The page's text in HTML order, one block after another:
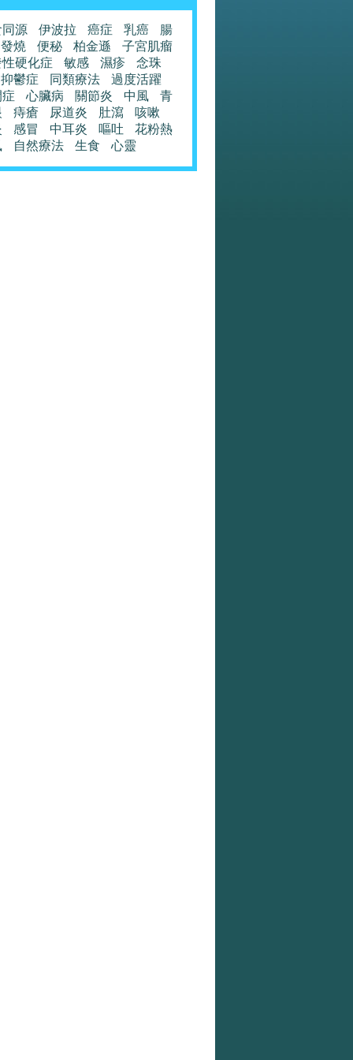
源 伊波拉 癌症 乳癌
腸
發燒
便秘 柏金遜
子宮肌瘤
硬化症
敏感 濕疹
念珠
抑鬱症
同類療法
過度活躍
心臟病 關節炎 中風
青
痔瘡 尿道炎 肚瀉
咳嗽
感冒 中耳炎 嘔吐
花粉熱
自然療法 生食 心靈